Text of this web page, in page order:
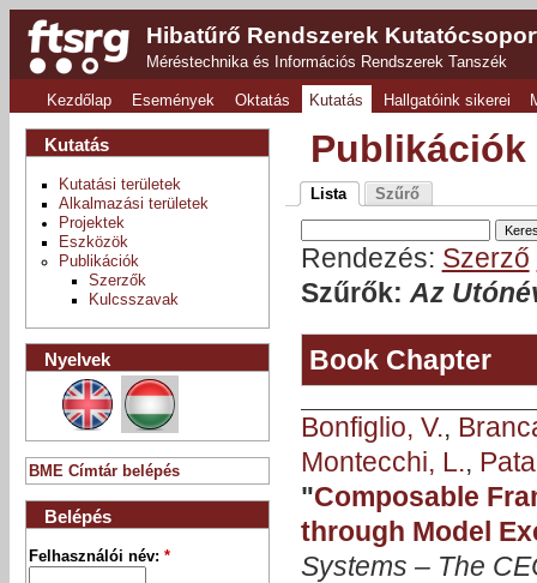
Hibatűrő Rendszerek
Méréstechnika és Információs Rendszerek Tanszék
Kezdőlap Események Oktatás Kutatás Hallgatóink sikerei
Publikációk
Lista Szűrő
Rendezés: Szerző
Szűrők:Az
Book Chapter
Bonfiglio, V.,
Montecchi, L.,
"Composable
through Model
Systems – The
Kutatás
Kutatási területek
Alkalmazási területek
Projektek
Eszközök
Publikációk
Szerzők
Kulcsszavak
Nyelvek
BME Címtár belépés
Belépés
Felhasználói név:*